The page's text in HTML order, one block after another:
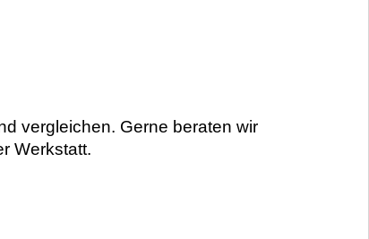
vergleichen. Gerne beraten wir
Werkstatt.